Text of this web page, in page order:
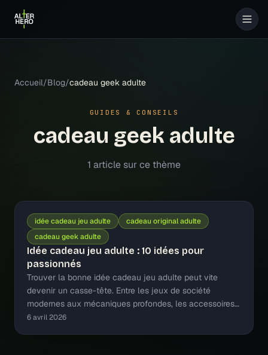
Accueil/Blog/cadeau geek adulte
GUIDES & CONSEILS
cadeau geek adulte
1 article sur ce thème
idée cadeau jeu adulte
cadeau original adulte
cadeau geek adulte
Idée cadeau jeu adulte : 10 idées pour
passionnés
Trouver la bonne idée cadeau jeu adulte peut vite
devenir un casse-tête. Entre les jeux de société
modernes aux mécaniques profondes, les accessoires…
6 avril 2026